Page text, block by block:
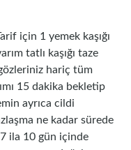
için 1 yemek kaşığı
tatlı kaşığı taze
hariç tüm
15 dakika bekletip
ayrıca cildi
ne kadar sürede
ila 10 gün içinde